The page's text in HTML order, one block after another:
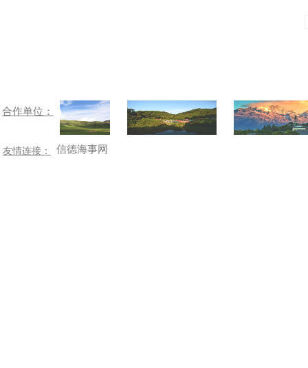
信德海事网
合作单位：
友情连接：